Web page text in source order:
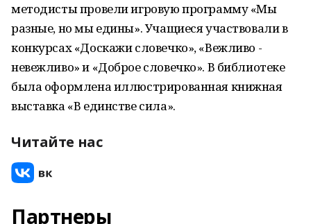
методисты провели игровую программу «Мы
разные, но мы едины». Учащиеся участвовали в
конкурсах «Доскажи словечко», «Вежливо -
невежливо» и «Доброе словечко». В библиотеке
была оформлена иллюстрированная книжная
выставка «В единстве сила».
Читайте нас
Партнеры